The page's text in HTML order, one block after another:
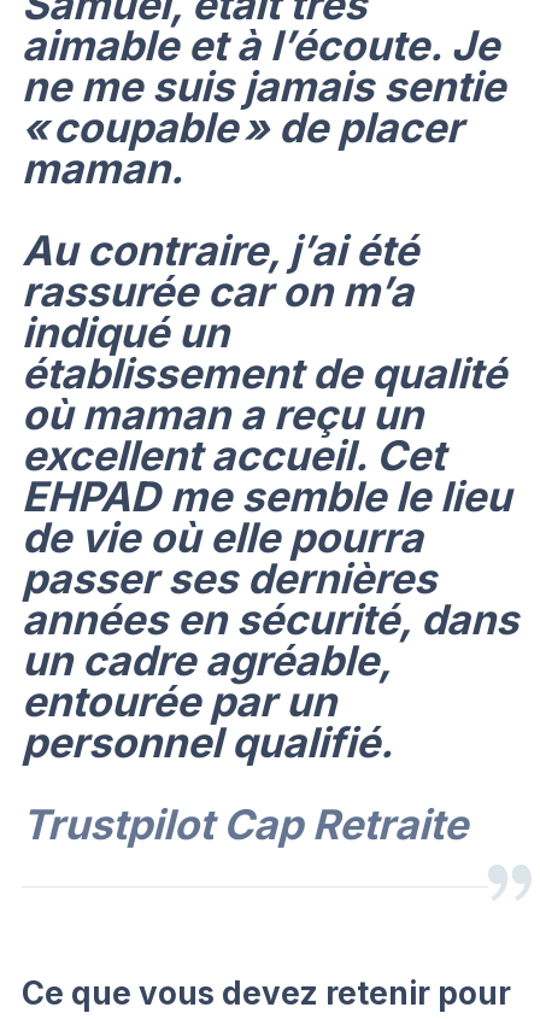
aimable et à l’écoute. Je
ne me suis jamais sentie
« coupable » de placer
maman.
Au contraire, j’ai été
rassurée car on m’a
indiqué un
établissement de qualité
où maman a reçu un
excellent accueil. Cet
EHPAD me semble le lieu
de vie où elle pourra
passer ses dernières
années en sécurité, dans
un cadre agréable,
entourée par un
personnel qualifié.
Trustpilot Cap Retraite
Ce que vous devez retenir pour